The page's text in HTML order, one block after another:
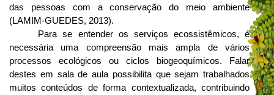
das pessoas com a conservação do meio ambiente
(LAMIM-GUEDES, 2013).
Para se entender os serviços ecossistêmicos, é
necessária uma compreensão mais ampla de vários
processos ecológicos ou ciclos biogeoquímicos. Falar
destes em sala de aula possibilita que sejam trabalhados
muitos conteúdos de forma contextualizada, contribuindo